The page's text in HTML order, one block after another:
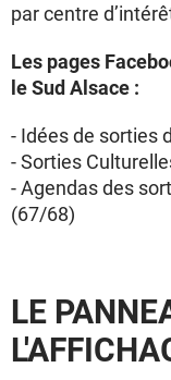
par centre
Les pages
le Sud Alsace :
- Idées de sorties
- Sorties
- Agendas des
(67/68)
LE